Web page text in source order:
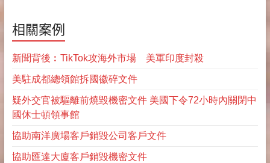
相關案例
新聞背後︰TikTok攻海外市場 美軍印度封殺
美駐成都總領館拆國徽碎文件
疑外交官被驅離前燒毀機密文件 美國下令72小時內關閉中
國休士頓領事館
協助南洋廣場客戶銷毀公司客戶文件
協助匯達大廈客戶銷毀機密文件